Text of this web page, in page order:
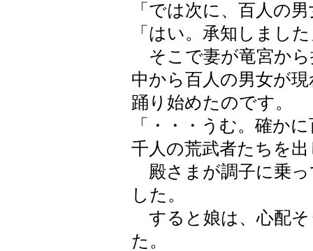
「では次に、百人の
「はい。承知しまし
そこで妻が竜宮から
中から百人の男女が
踊り始めたのです。
「・・・うむ。確か
千人の荒武者たちを
殿さまが調子に乗っ
した。
すると娘は、心配
た。